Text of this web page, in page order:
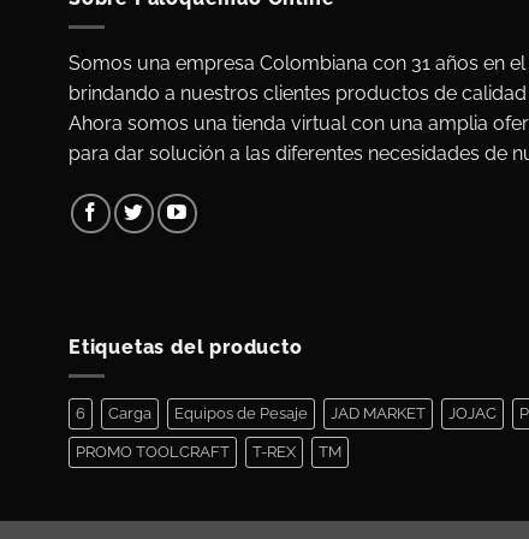
Somos una empresa Colombiana con 31 años en
brindando a nuestros clientes productos de
Ahora somos una tienda virtual con una amplia
para dar solución a las diferentes necesidades de
Etiquetas del producto
6 Carga Equipos de Pesaje JAD MARKET JOJAC
PROMO TOOLCRAFT T-REX TM